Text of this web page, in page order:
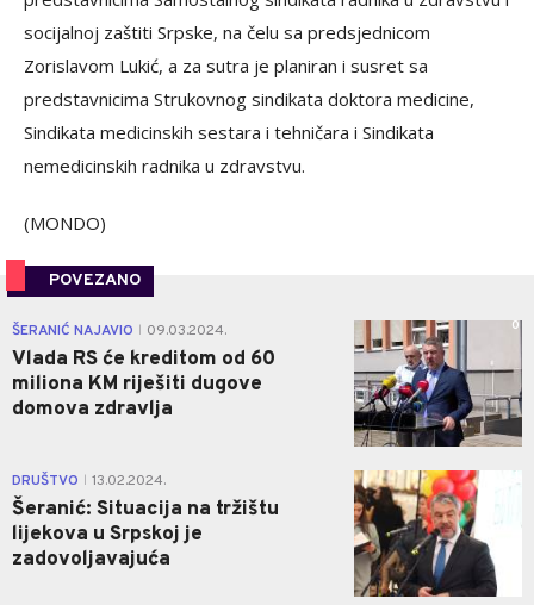
socijalnoj zaštiti Srpske, na čelu sa predsjednicom
Zorislavom Lukić, a za sutra je planiran i susret sa
predstavnicima Strukovnog sindikata doktora medicine,
Sindikata medicinskih sestara i tehničara i Sindikata
nemedicinskih radnika u zdravstvu.
(MONDO)
POVEZANO
ŠERANIĆ NAJAVIO 09.03.2024.
Vlada RS će kreditom od 60
miliona KM riješiti dugove
domova zdravlja
0
DRUŠTVO 13.02.2024.
Šeranić: Situacija na tržištu
lijekova u Srpskoj je
zadovoljavajuća
1